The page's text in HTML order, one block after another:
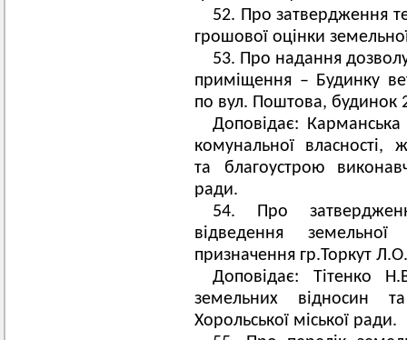
52. Про затвердження
грошової оцінки
53. Про надання
приміщення – Будинку
по вул. Поштова, будинок
Доповідає:
комунальної власності,
та благоустрою
ради.
54. Про
відведення
призначення гр.Торкут
Доповідає: Тітенко
земельних відносин
Хорольської міської ради.